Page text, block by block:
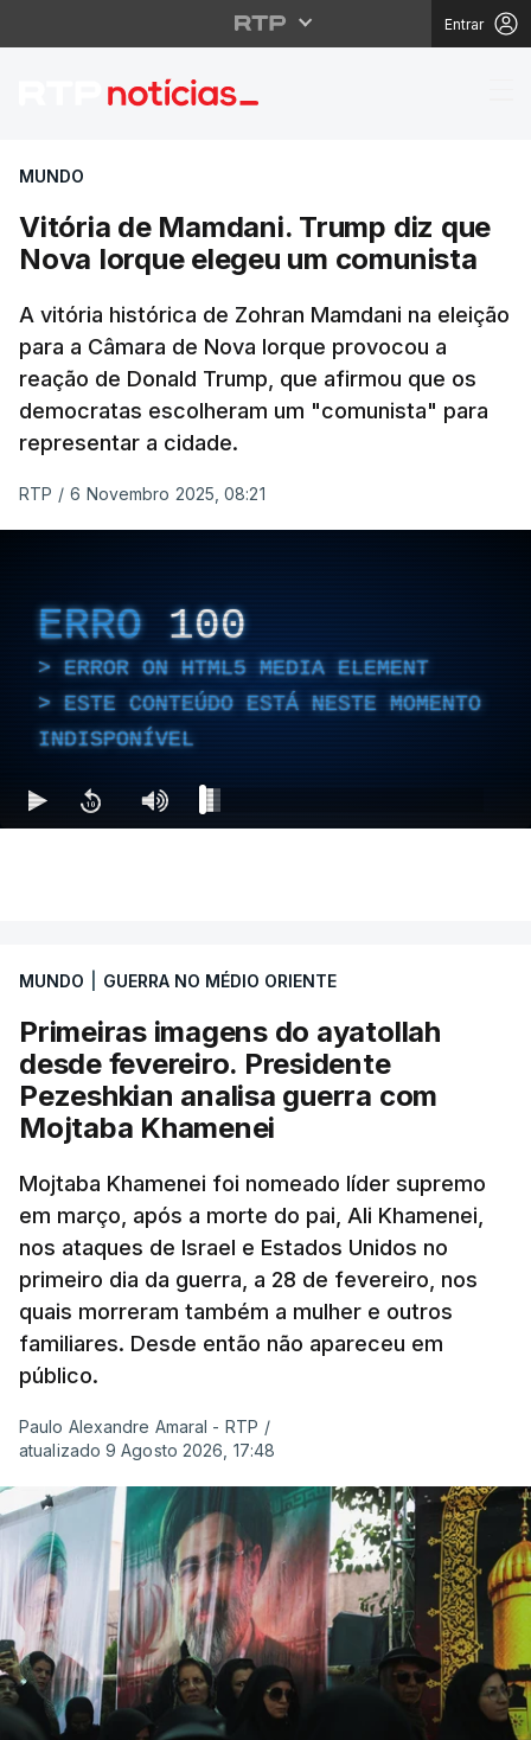
Entrar
Vitória de Mamdani.
MUNDO
Vitória de Mamdani. Trump diz que
Nova Iorque elegeu um comunista
A vitória histórica de Zohran Mamdani na eleição
para a Câmara de Nova Iorque provocou a
reação de Donald Trump, que afirmou que os
democratas escolheram um "comunista" para
representar a cidade.
RTP / 6 Novembro 2025, 08:21
ERRO 100
ERROR ON HTML5 MEDIA ELEMENT
ESTE CONTEÚDO ESTÁ NESTE MOMENTO
INDISPONÍVEL
MUNDO GUERRA NO MÉDIO ORIENTE
Primeiras imagens do ayatollah
desde fevereiro. Presidente
Pezeshkian analisa guerra com
Mojtaba Khamenei
Mojtaba Khamenei foi nomeado líder supremo
em março, após a morte do pai, Ali Khamenei,
nos ataques de Israel e Estados Unidos no
primeiro dia da guerra, a 28 de fevereiro, nos
quais morreram também a mulher e outros
familiares. Desde então não apareceu em
público.
Paulo Alexandre Amaral - RTP /
atualizado 9 Agosto 2026, 17:48